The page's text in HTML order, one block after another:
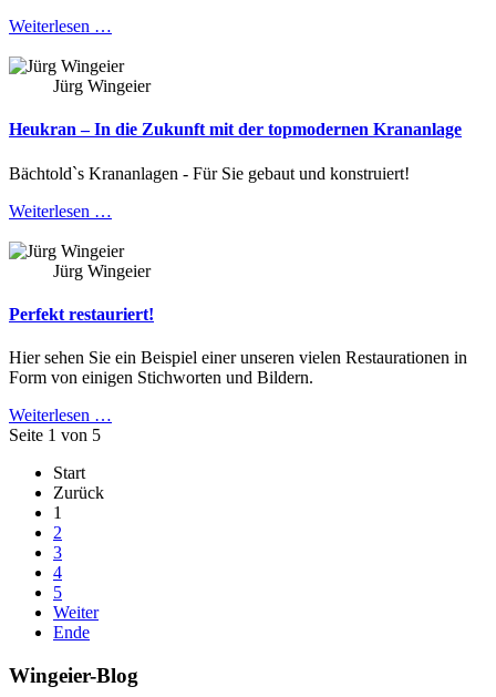
Weiterlesen …
Jürg Wingeier
Heukran – In die Zukunft mit der topmodernen Krananlage
Bächtold`s Krananlagen - Für Sie gebaut und konstruiert!
Weiterlesen …
Jürg Wingeier
Perfekt restauriert!
Hier sehen Sie ein Beispiel einer unseren vielen Restaurationen in
Form von einigen Stichworten und Bildern.
Weiterlesen …
Seite 1 von 5
Start
Zurück
1
2
3
4
5
Weiter
Ende
Wingeier-Blog